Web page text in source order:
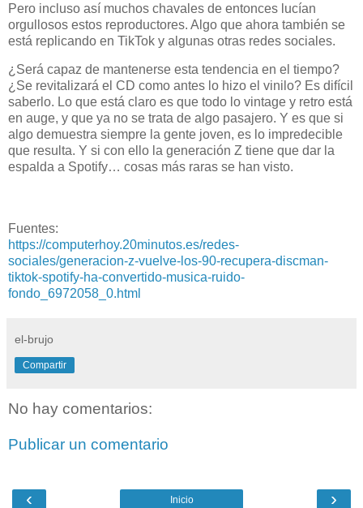
Pero incluso así muchos chavales de entonces lucían
orgullosos estos reproductores. Algo que ahora también se
está replicando en TikTok y algunas otras redes sociales.
¿Será capaz de mantenerse esta tendencia en el tiempo?
¿Se revitalizará el CD como antes lo hizo el vinilo? Es difícil
saberlo. Lo que está claro es que todo lo vintage y retro está
en auge, y que ya no se trata de algo pasajero. Y es que si
algo demuestra siempre la gente joven, es lo impredecible
que resulta. Y si con ello la generación Z tiene que dar la
espalda a Spotify… cosas más raras se han visto.
Fuentes:
https://computerhoy.20minutos.es/redes-
sociales/generacion-z-vuelve-los-90-recupera-discman-
tiktok-spotify-ha-convertido-musica-ruido-
fondo_6972058_0.html
el-brujo
Compartir
No hay comentarios:
Publicar un comentario
‹ ›
Inicio